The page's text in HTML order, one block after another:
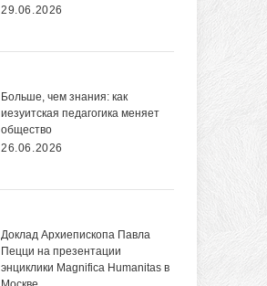
29.06.2026
Больше, чем знания: как
иезуитская педагогика меняет
общество
26.06.2026
Доклад Архиепископа Павла
Пецци на презентации
энциклики Magnifica Нumanitas в